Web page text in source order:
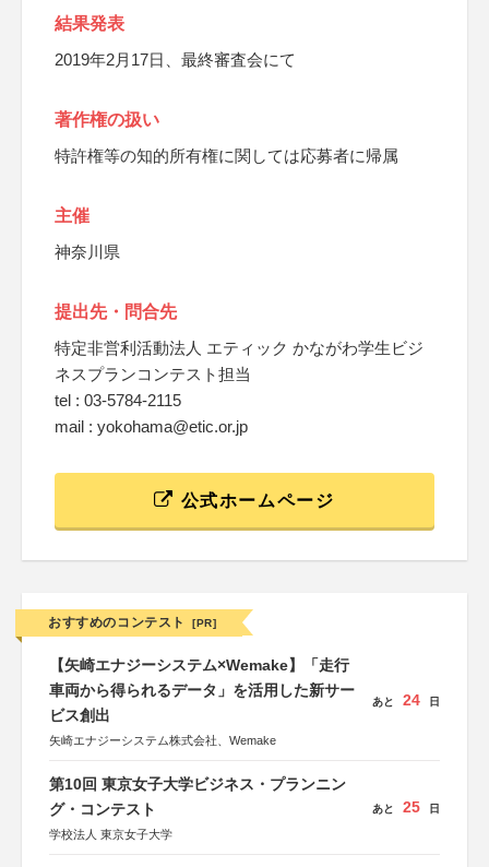
結果発表
2019年2月17日、最終審査会にて
著作権の扱い
特許権等の知的所有権に関しては応募者に帰属
主催
神奈川県
提出先・問合先
特定非営利活動法人 エティック かながわ学生ビジ
ネスプランコンテスト担当
tel : 03-5784-2115
mail : yokohama@etic.or.jp
公式ホームページ
おすすめのコンテスト [PR]
【矢崎エナジーシステム×Wemake】「走行
車両から得られるデータ」を活用した新サー
ビス創出
矢崎エナジーシステム株式会社、Wemake
あと 24 日
第10回 東京女子大学ビジネス・プランニン
グ・コンテスト
学校法人 東京女子大学
あと 25 日